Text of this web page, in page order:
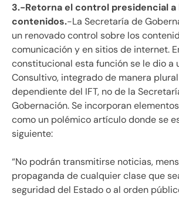
3.-Retorna el control presidencial a
contenidos.-La Secretaría de
un renovado control sobre los
comunicación y en sitios de internet.
constitucional esta función se le dio a
Consultivo, integrado de manera
dependiente del IFT, no de la
Gobernación. Se incorporan
como un polémico artículo donde se
siguiente:
“No podrán transmitirse noticias,
propaganda de cualquier clase que
seguridad del Estado o al orden